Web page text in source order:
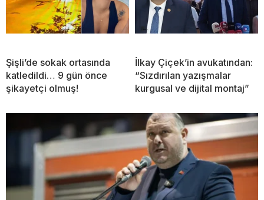
Şişli’de sokak ortasında
katledildi… 9 gün önce
şikayetçi olmuş!
İlkay Çiçek’in avukatından:
“Sızdırılan yazışmalar
kurgusal ve dijital montaj”